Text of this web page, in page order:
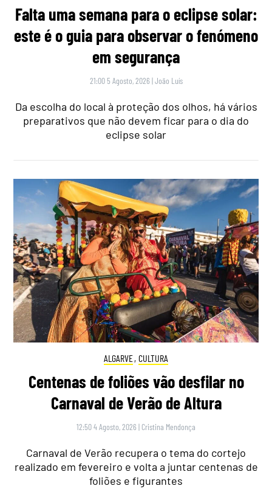
Falta uma semana para o eclipse solar:
este é o guia para observar o fenómeno
em segurança
21:00 5 Agosto, 2026 |João Luís
Da escolha do local à proteção dos olhos, há vários
preparativos que não devem ficar para o dia do
eclipse solar
ALGARVE, CULTURA
Centenas de foliões vão desfilar no
Carnaval de Verão de Altura
12:50 4 Agosto, 2026 | Cristina Mendonça
Carnaval de Verão recupera o tema do cortejo
realizado em fevereiro e volta a juntar centenas de
foliões e figurantes